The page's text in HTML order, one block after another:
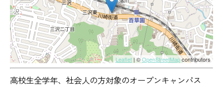
Leaflet| ©OpenStreetMapcontributors
高校生全学年、社会人の方対象のオープンキャンパス